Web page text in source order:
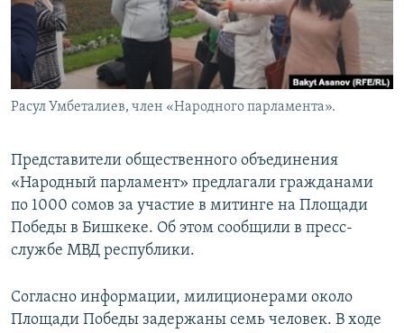
Расул Умбеталиев, член «Народного парламента».
Представители общественного объединения
«Народный парламент» предлагали гражданами
по 1000 сомов за участие в митинге на Площади
Победы в Бишкеке. Об этом сообщили в пресс-
службе МВД республики.
Согласно информации, милиционерами около
Площади Победы задержаны семь человек. В ходе